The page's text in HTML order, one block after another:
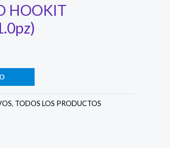
HOOKIT
, TODOS LOS PRODUCTOS